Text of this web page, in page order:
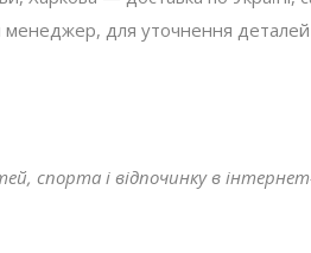
для уточнення деталей
спорта і відпочинку в